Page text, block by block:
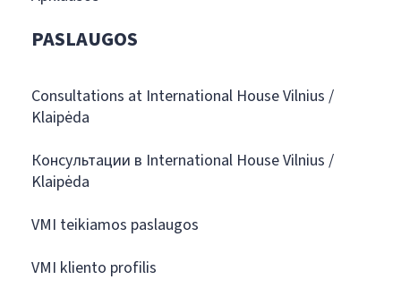
PASLAUGOS
Consultations at International House Vilnius /
Klaipėda
Консультации в International House Vilnius /
Klaipėda
VMI teikiamos paslaugos
VMI kliento profilis